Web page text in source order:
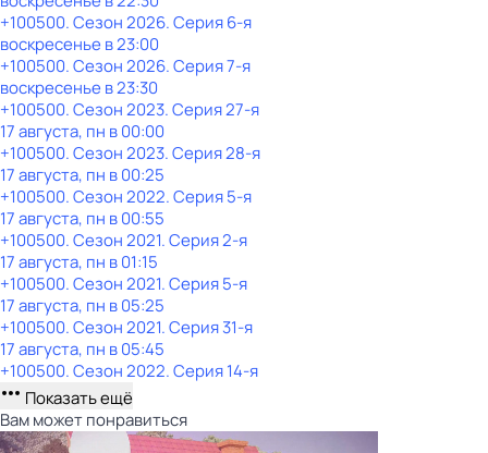
+100500. Сезон 2026. Серия 6-я
воскресенье в23:00
+100500. Сезон 2026. Серия 7-я
воскресенье в23:30
+100500. Сезон 2023. Серия 27-я
17 августа, пн в 00:00
+100500. Сезон 2023. Серия 28-я
17 августа, пн в 00:25
+100500. Сезон 2022. Серия 5-я
17 августа, пн в 00:55
+100500. Сезон 2021. Серия 2-я
17 августа, пн в 01:15
+100500. Сезон 2021. Серия 5-я
17 августа, пн в 05:25
+100500. Сезон 2021. Серия 31-я
17 августа, пн в 05:45
+100500. Сезон 2022. Серия 14-я
Показать ещё
Вам может понравиться